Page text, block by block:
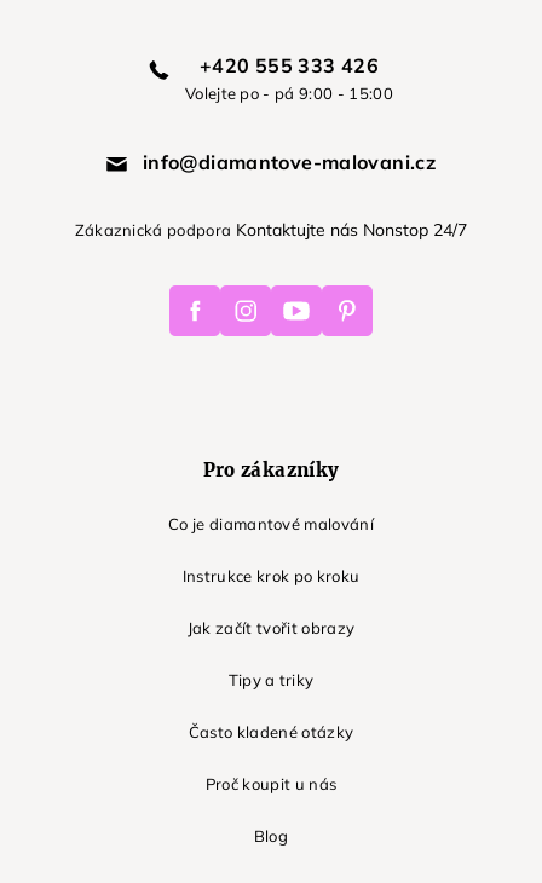
+420 555 333 426
Volejte po - pá 9:00 - 15:00
info@diamantove-malovani.cz
Zákaznická podpora Kontaktujte nás Nonstop 24/7
FacebookInstagramYoutube Pinterest
Pro zákazníky
Co je diamantové malování
Instrukce krok po kroku
Jak začít tvořit obrazy
Tipy a triky
Často kladené otázky
Proč koupit u nás
Blog